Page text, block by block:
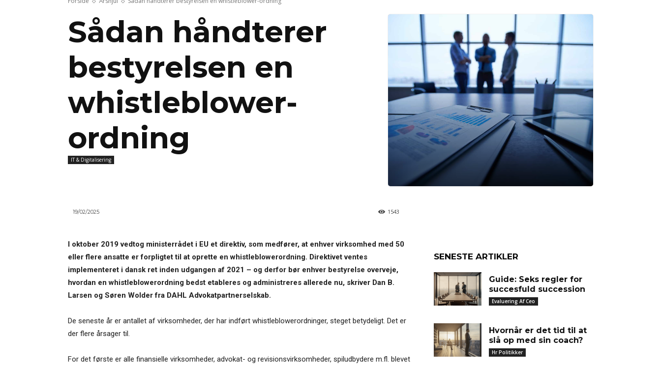
Sådan håndterer
bestyrelsen en
whistleblower-
ordning
IT & Digitalisering
19/02/2025 1543
I oktober 2019 vedtog ministerrådet i EU et direktiv, som medfører, at enhver virksomhed med 50
eller flere ansatte er forpligtet til at oprette en whistleblowerordning. Direktivet ventes
implementeret i dansk ret inden udgangen af 2021 – og derfor bør enhver bestyrelse overveje,
hvordan en whistleblowerordning bedst etableres og administreres allerede nu, skriver Dan B.
Larsen og Søren Wolder fra DAHL Advokatpartnerselskab.
De seneste år er antallet af virksomheder, der har indført whistleblowerordninger, steget betydeligt. Det er
der flere årsager til.
For det første er alle finansielle virksomheder, advokat- og revisionsvirksomheder, spiludbydere m.fl. blevet
SENESTE ARTIKLER
Guide: Seks regler for
succesfuld succession
Evaluering Af Ceo
Hvornår er det tid til at
slå op med sin coach?
Hr Politikker